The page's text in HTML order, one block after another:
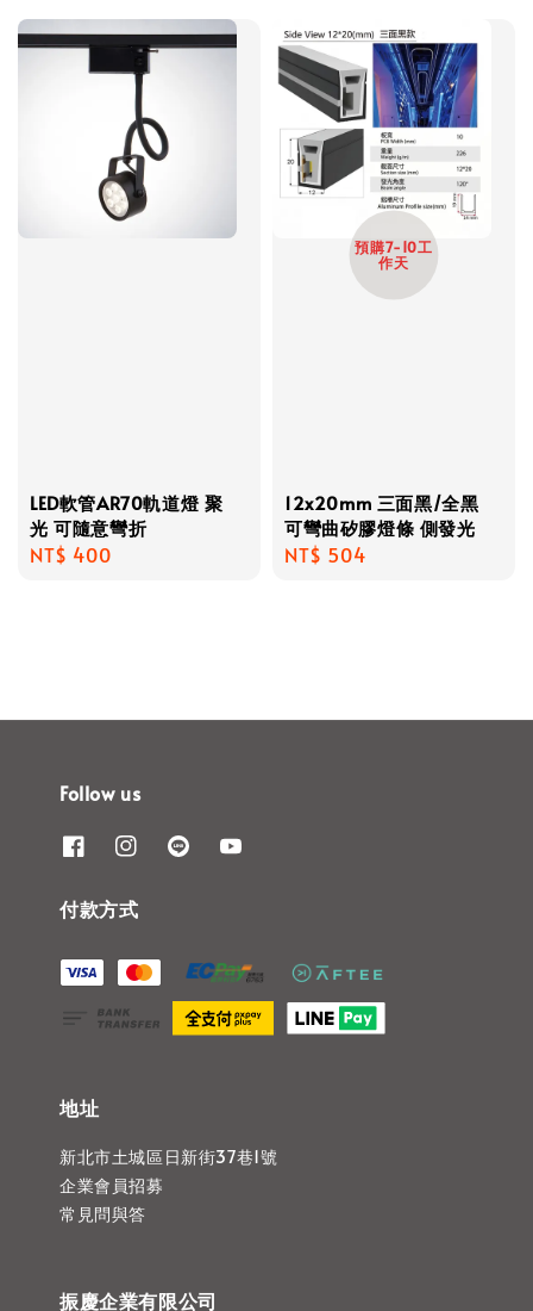
LED軟管AR70軌道燈 聚
光 可隨意彎折
Regular
NT$ 400
預購7-10工
作天
12x20mm 三面黑/全黑
可彎曲矽膠燈條 側發光
Regular
NT$ 504
Follow us
付款方式
地址
新北市土城區日新街37巷1號
企業會員招募
常見問與答
振慶企業有限公司